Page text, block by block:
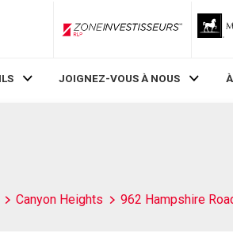
ZoneInvestisseurs RLP
JOIGNEZ-VOUS À NOUS
Canyon Heights 962 Hampshire